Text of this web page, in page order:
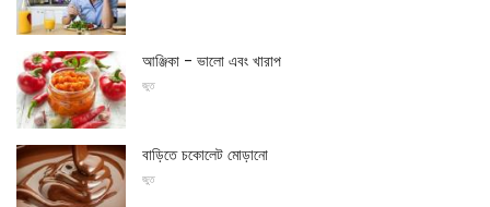
আঞ্জিকা - ভালো এবং খারাপ
জুত
বাড়িতে চকোলেট মোড়ানো
জুত